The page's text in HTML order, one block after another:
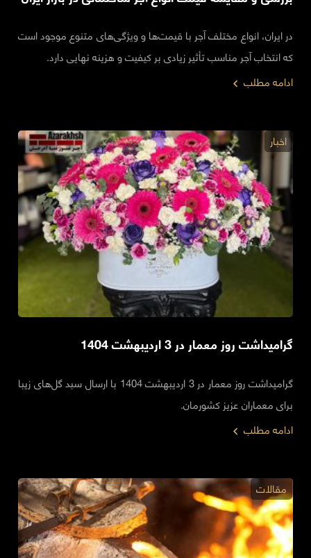
در ایران، انواع مختلف آجر با قیمت‌ها و ویژگی‌های متنوع موجود است
که انتخاب آجر مناسب تأثیر زیادی بر کیفیت و هزینه نهایی دارد.
ادامه مطلب
گرامیداشت روز معمار در 3 اردیبهشت 1404
گرامیداشت روز معمار در 3 اردیبهشت 1404 با ارسال سبد گل‌های زیبا
برای معماران عزیز کشورمان.
اخبار
ادامه مطلب
مقالات